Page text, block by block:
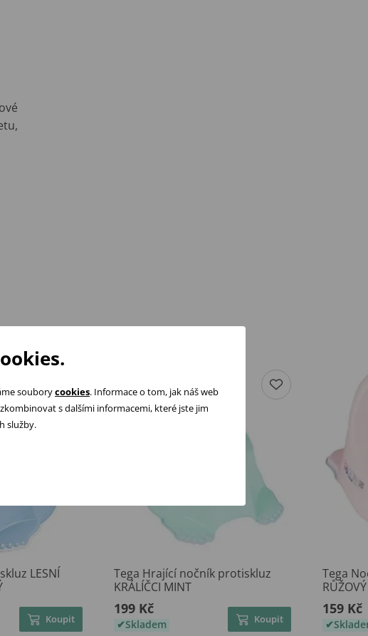
LESNÍ
Koupit
Tega Hrající nočník protiskluz
KRÁLÍČCI MINT
199 Kč
Skladem Koupit
Tega
RŮŽOVÝ
159 Kč
souborycookies. Informace o tom, jak náš web
s dalšími informacemi, které jste jim
služby.